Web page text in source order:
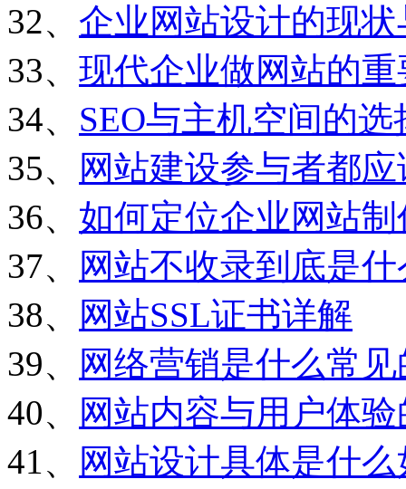
32、 企业网站设计的现
33、 现代企业做网站的重
34、 SEO与主机空间的选
35、
网站建设参与者都
36、 如何定位企业网站
37、
网站不收录到底是
38、
网站SSL证书详解
39、
网络营销是什么常
40、
网站内容与用户体
41、
网站设计具体是什